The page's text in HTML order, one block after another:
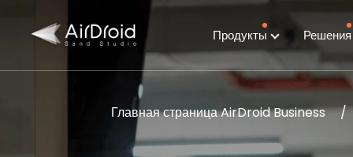
Продукты
Главная страница AirDroid Business